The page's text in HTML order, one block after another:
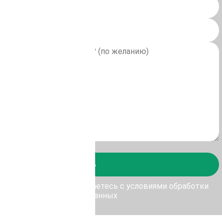
Отправить
Отправить, Вы соглашаетесь с условиями обработки
персональных данных